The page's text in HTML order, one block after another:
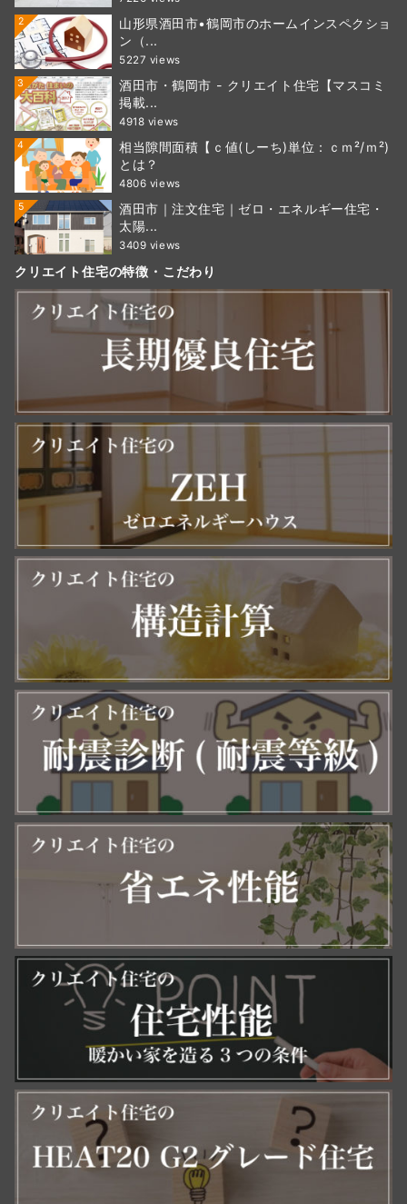
2
山形県酒田市•鶴岡市のホームインスペクショ
ン（...
5227 views
3
酒田市・鶴岡市 - クリエイト住宅【マスコミ
掲載...
4918 views
4
相当隙間面積【ｃ値(しーち)単位：ｃｍ²/ｍ²)
とは？
4806 views
5
酒田市｜注文住宅｜ゼロ・エネルギー住宅・
太陽...
3409 views
クリエイト住宅の特徴・こだわり